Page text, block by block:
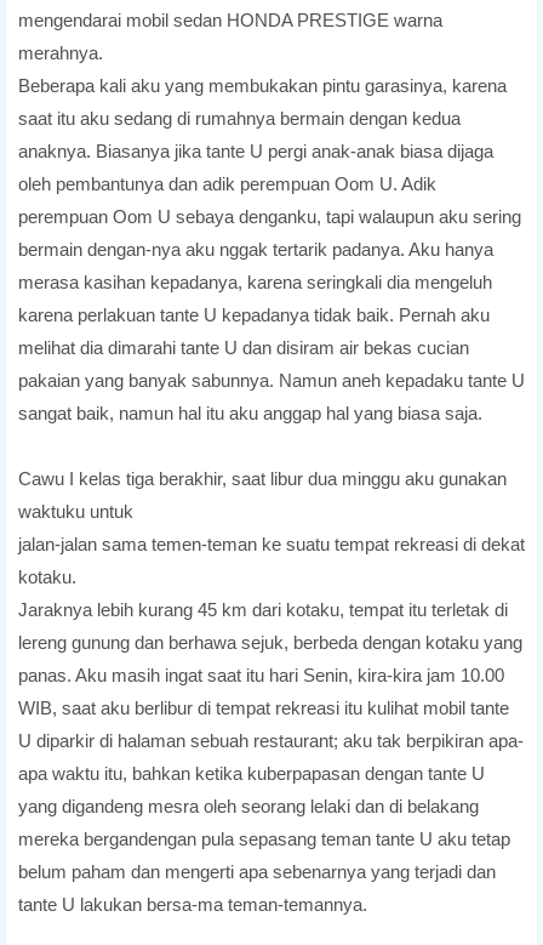
mengendarai mobil sedan HONDA PRESTIGE warna
merahnya.
Beberapa kali aku yang membukakan pintu garasinya, karena
saat itu aku sedang di rumahnya bermain dengan kedua
anaknya. Biasanya jika tante U pergi anak-anak biasa dijaga
oleh pembantunya dan adik perempuan Oom U. Adik
perempuan Oom U sebaya denganku, tapi walaupun aku sering
bermain dengan-nya aku nggak tertarik padanya. Aku hanya
merasa kasihan kepadanya, karena seringkali dia mengeluh
karena perlakuan tante U kepadanya tidak baik. Pernah aku
melihat dia dimarahi tante U dan disiram air bekas cucian
pakaian yang banyak sabunnya. Namun aneh kepadaku tante U
sangat baik, namun hal itu aku anggap hal yang biasa saja.
Cawu I kelas tiga berakhir, saat libur dua minggu aku gunakan
waktuku untuk
jalan-jalan sama temen-teman ke suatu tempat rekreasi di dekat
kotaku.
Jaraknya lebih kurang 45 km dari kotaku, tempat itu terletak di
lereng gunung dan berhawa sejuk, berbeda dengan kotaku yang
panas. Aku masih ingat saat itu hari Senin, kira-kira jam 10.00
WIB, saat aku berlibur di tempat rekreasi itu kulihat mobil tante
U diparkir di halaman sebuah restaurant; aku tak berpikiran apa-
apa waktu itu, bahkan ketika kuberpapasan dengan tante U
yang digandeng mesra oleh seorang lelaki dan di belakang
mereka bergandengan pula sepasang teman tante U aku tetap
belum paham dan mengerti apa sebenarnya yang terjadi dan
tante U lakukan bersa-ma teman-temannya.